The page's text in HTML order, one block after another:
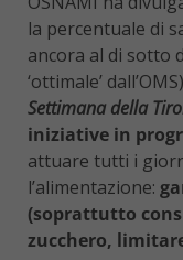
la percentuale di
ancora al di sotto
‘ottimale’
Settimana della
iniziative in
attuare tutti i
l’alimentazione:
(soprattutto
zucchero,